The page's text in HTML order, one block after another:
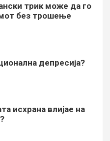
трик може да го
без трошење
депресија?
исхрана влијае на